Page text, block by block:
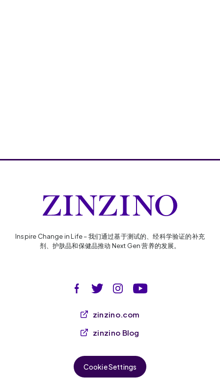
Inspire Change in Life – 我们通过基于测试的、经科学验证的补充
剂、护肤品和保健品推动 Next Gen 营养的发展。
zinzino.com
zinzino Blog
Cookie Settings